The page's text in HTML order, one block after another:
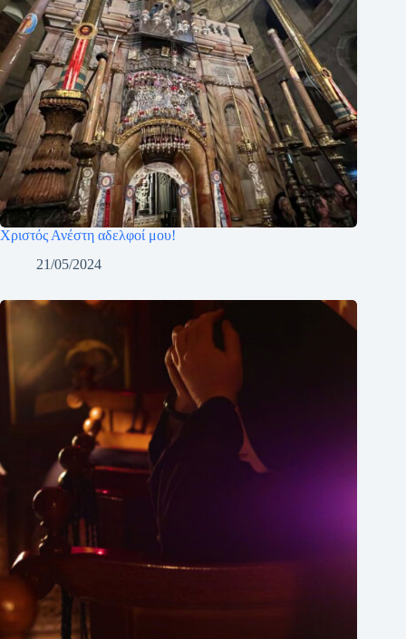
Χριστός Ανέστη αδελφοί μου!
21/05/2024